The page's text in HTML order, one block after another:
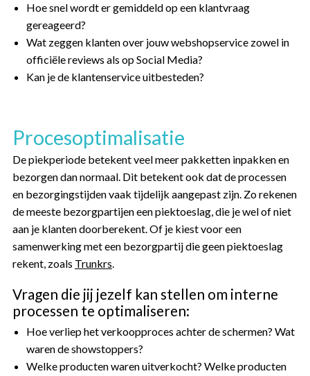
Hoe snel wordt er gemiddeld op een klantvraag
gereageerd?
Wat zeggen klanten over jouw webshopservice zowel in
officiële reviews als op Social Media?
Kan je de klantenservice uitbesteden?
Procesoptimalisatie
De piekperiode betekent veel meer pakketten inpakken en
bezorgen dan normaal. Dit betekent ook dat de processen
en bezorgingstijden vaak tijdelijk aangepast zijn. Zo rekenen
de meeste bezorgpartijen een piektoeslag, die je wel of niet
aan je klanten doorberekent. Of je kiest voor een
samenwerking met een bezorgpartij die geen piektoeslag
rekent, zoals Trunkrs.
Vragen die jij jezelf kan stellen om interne
processen te optimaliseren:
Hoe verliep het verkoopproces achter de schermen? Wat
waren de showstoppers?
Welke producten waren uitverkocht? Welke producten